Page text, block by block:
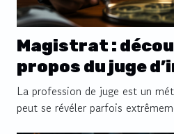
Magistrat :
propos du juge
La profession de juge est un
peut se révéler parfois